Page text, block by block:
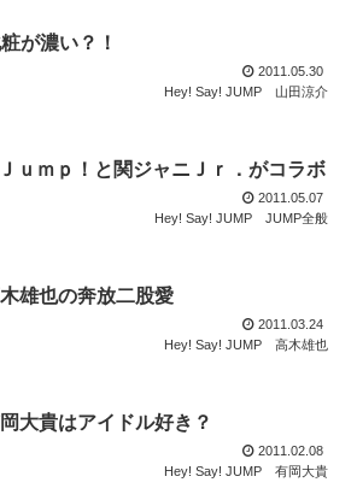
が濃い？！
2011.05.30
Hey! Say! JUMP
山田涼介
ｕｍｐ！と関ジャニＪｒ．がコラボ
2011.05.07
Hey! Say! JUMP
JUMP全般
雄也の奔放二股愛
2011.03.24
Hey! Say! JUMP
高木雄也
大貴はアイドル好き？
2011.02.08
Hey! Say! JUMP
有岡大貴